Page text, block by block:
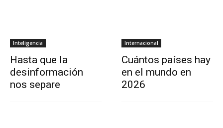
Inteligencia
Hasta que la
desinformación
nos separe
Internacional
Cuántos países hay
en el mundo en
2026